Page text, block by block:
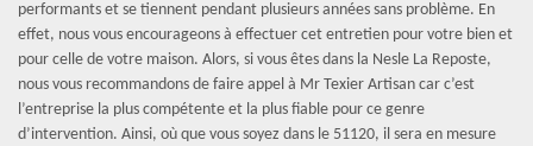
performants et se tiennent pendant plusieurs années sans problème. En
effet, nous vous encourageons à effectuer cet entretien pour votre bien et
pour celle de votre maison. Alors, si vous êtes dans la Nesle La Reposte,
nous vous recommandons de faire appel à Mr Texier Artisan car c’est
l’entreprise la plus compétente et la plus fiable pour ce genre
d’intervention. Ainsi, où que vous soyez dans le 51120, il sera en mesure